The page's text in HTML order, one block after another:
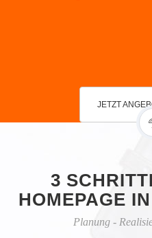
JETZT
3
HOMEPAGE
Planung -